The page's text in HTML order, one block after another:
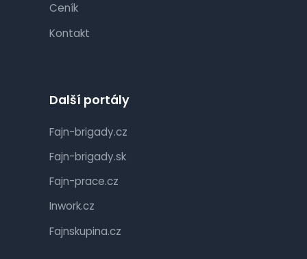
Ceník
Kontakt
Další portály
Fajn-brigady.cz
Fajn-brigady.sk
Fajn-prace.cz
Inwork.cz
Fajnskupina.cz